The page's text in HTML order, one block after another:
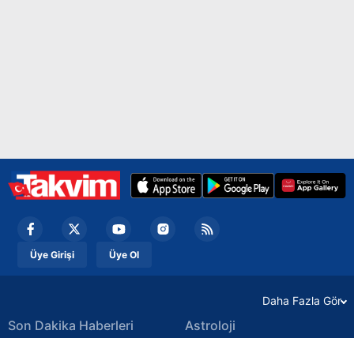
Üye Girişi Üye Ol
Daha Fazla Gör
Son Dakika Haberleri Astroloji